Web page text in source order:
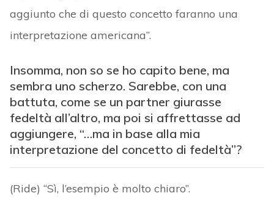
aggiunto che di questo concetto faranno una
interpretazione americana”.
Insomma, non so se ho capito bene, ma
sembra uno scherzo. Sarebbe, con una
battuta, come se un partner giurasse
fedeltà all’altro, ma poi si affrettasse ad
aggiungere, “…ma in base alla mia
interpretazione del concetto di fedeltà”?
(Ride) “Sì, l’esempio è molto chiaro”.